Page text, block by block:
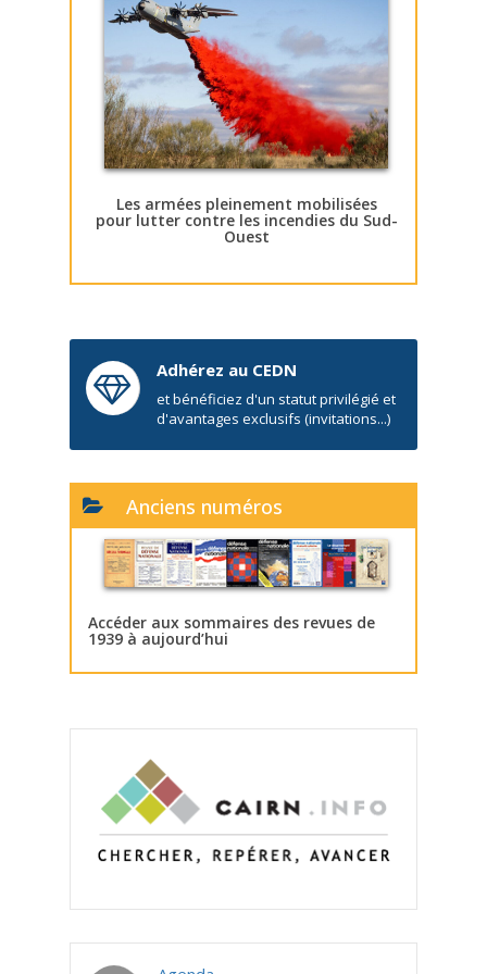
Les armées pleinement mobilisées
pour lutter contre les incendies du Sud-
Ouest
Adhérez au CEDN
et bénéficiez d'un statut privilégié et
d'avantages exclusifs (invitations...)
Anciens numéros
Accéder aux sommaires des revues de
1939 à aujourd’hui